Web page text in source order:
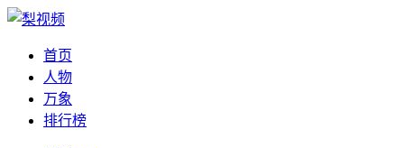
首页
人物
万象
排行榜